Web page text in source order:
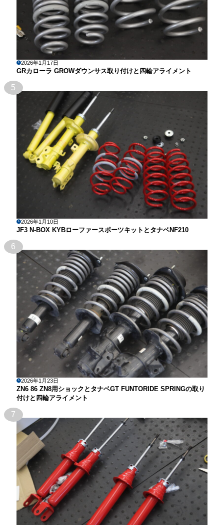
2026年1月17日
GRカローラ GROWダウンサス取り付けと四輪アライメント
5
2026年1月10日
JF3 N-BOX KYBローファースポーツキットとタナベNF210
6
2026年1月23日
ZN6 86 ZN8用ショックとタナベGT FUNTORIDE SPRINGの取り
付けと四輪アライメント
7